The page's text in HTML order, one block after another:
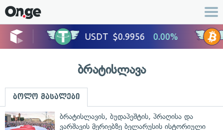
ბრატისლავა
ბოლო მასალები
ბრატისლავის, ბუდაპეშტის, პრაღისა და
ვარშავის მერიებზე ბელარუსის ისტორიული